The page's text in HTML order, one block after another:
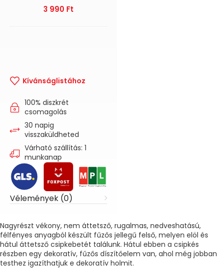
3 990 Ft
Kívánságlistához
100% diszkrét
csomagolás
30 napig
visszaküldheted
Várható szállítás: 1
munkanap
Vélemények (0)
Nagyrészt vékony, nem áttetsző, rugalmas, nedveshatású,
félfényes anyagból készült fűzős jellegű felső, melyen elöl és
hátul áttetsző csipkebetét találunk. Hátul ebben a csipkés
részben egy dekoratív, fűzős díszítőelem van, ahol még jobban
testhez igazíthatjuk e dekoratív holmit.